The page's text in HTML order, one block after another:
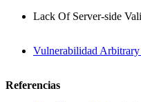
Lack Of Server-side
Vulnerabilidad
Referencias